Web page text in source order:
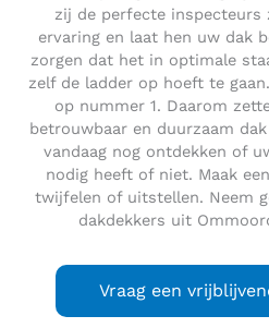
zij de perfecte inspecteurs
ervaring en laat hen uw dak
zorgen dat het in optimale
zelf de ladder op hoeft te
op nummer 1. Daarom
betrouwbaar en duurzaam
vandaag nog ontdekken of
nodig heeft of niet. Maak
twijfelen of uitstellen. Neem
dakdekkers uit
Vraag een